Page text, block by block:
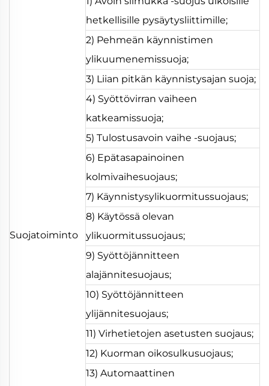
Suojatoiminto
hetkellisille pysäytysliittimille;
2) Pehmeän käynnistimen
ylikuumenemissuoja;
3) Liian pitkän käynnistysajan suoja;
4) Syöttövirran vaiheen
katkeamissuoja;
5) Tulostusavoin vaihe -suojaus;
6) Epätasapainoinen
kolmivaihesuojaus;
7) Käynnistysylikuormitussuojaus;
8) Käytössä olevan
ylikuormitussuojaus;
9) Syöttöjännitteen
alajännitesuojaus;
10) Syöttöjännitteen
ylijännitesuojaus;
11) Virhetietojen asetusten suojaus;
12) Kuorman oikosulkusuojaus;
13) Automaattinen